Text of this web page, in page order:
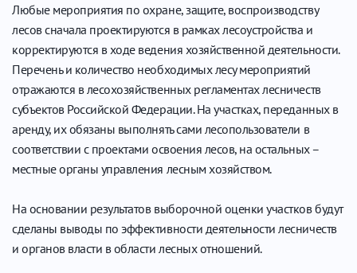
Любые мероприятия по охране, защите, воспроизводству
лесов сначала проектируются в рамках лесоустройства и
корректируются в ходе ведения хозяйственной деятельности.
Перечень и количество необходимых лесу мероприятий
отражаются в лесохозяйственных регламентах лесничеств
субъектов Российской Федерации. На участках, переданных в
аренду, их обязаны выполнять сами лесопользователи в
соответствии с проектами освоения лесов, на остальных –
местные органы управления лесным хозяйством.
На основании результатов выборочной оценки участков будут
сделаны выводы по эффективности деятельности лесничеств
и органов власти в области лесных отношений.